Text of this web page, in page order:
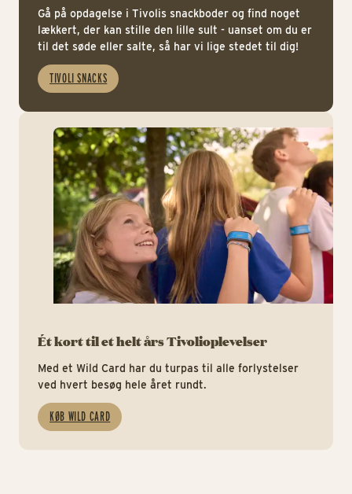
Gå på opdagelse i Tivolis snackboder og find noget
lækkert, der kan stille den lille sult - uanset om du er
til det søde eller salte, så har vi lige stedet til dig!
TIVOLI SNACKS
Ét kort til et helt års Tivolioplevelser
Med et Wild Card har du turpas til alle forlystelser
ved hvert besøg hele året rundt.
KØB WILD CARD